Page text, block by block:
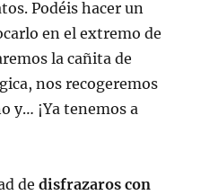
Podéis hacer un
en el extremo de
la cañita de
nos recogeremos
y… ¡Ya tenemos a
dedisfrazaros con